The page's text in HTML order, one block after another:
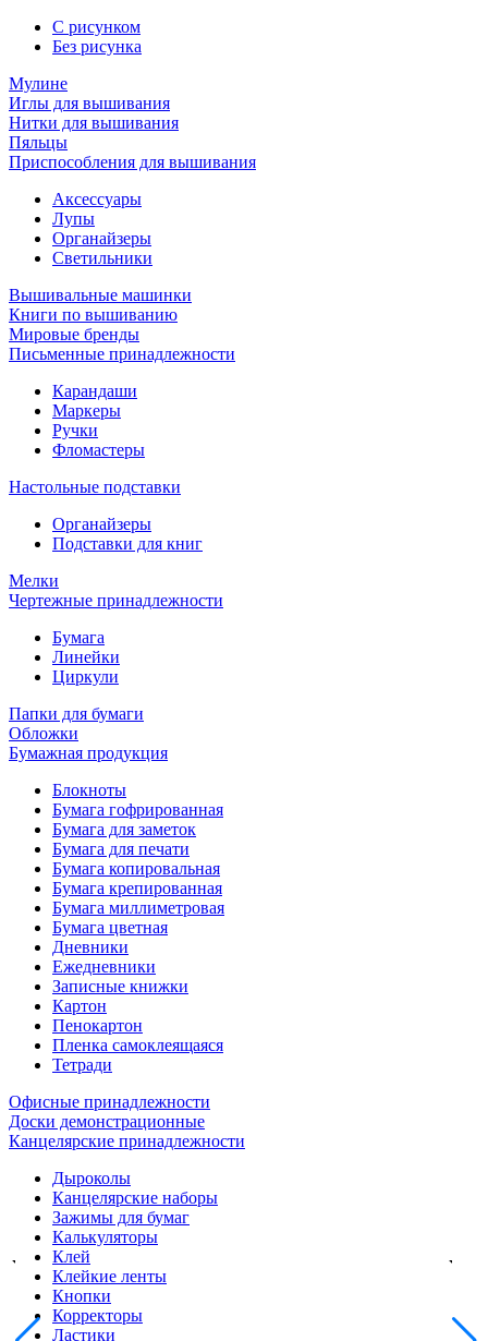
С рисунком
Без рисунка
Мулине
Иглы для вышивания
Нитки для вышивания
Пяльцы
Приспособления для вышивания
Аксессуары
Лупы
Органайзеры
Светильники
Вышивальные машинки
Книги по вышиванию
Мировые бренды
Письменные принадлежности
Карандаши
Маркеры
Ручки
Фломастеры
Настольные подставки
Органайзеры
Подставки для книг
Мелки
Чертежные принадлежности
Бумага
Линейки
Циркули
Папки для бумаги
Обложки
Бумажная продукция
Блокноты
Бумага гофрированная
Бумага для заметок
Бумага для печати
Бумага копировальная
Бумага крепированная
Бумага миллиметровая
Бумага цветная
Дневники
Ежедневники
Записные книжки
Картон
Пенокартон
Пленка самоклеящаяся
Тетради
Офисные принадлежности
Доски демонстрационные
Канцелярские принадлежности
Дыроколы
Канцелярские наборы
Зажимы для бумаг
Калькуляторы
Клей
Клейкие ленты
Кнопки
Корректоры
Ластики